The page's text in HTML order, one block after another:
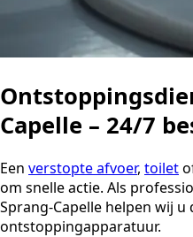
Capelle – 24/7
Een verstopte afvoer, toilet
om snelle actie. Als
Sprang-Capelle helpen wij
ontstoppingapparatuur.